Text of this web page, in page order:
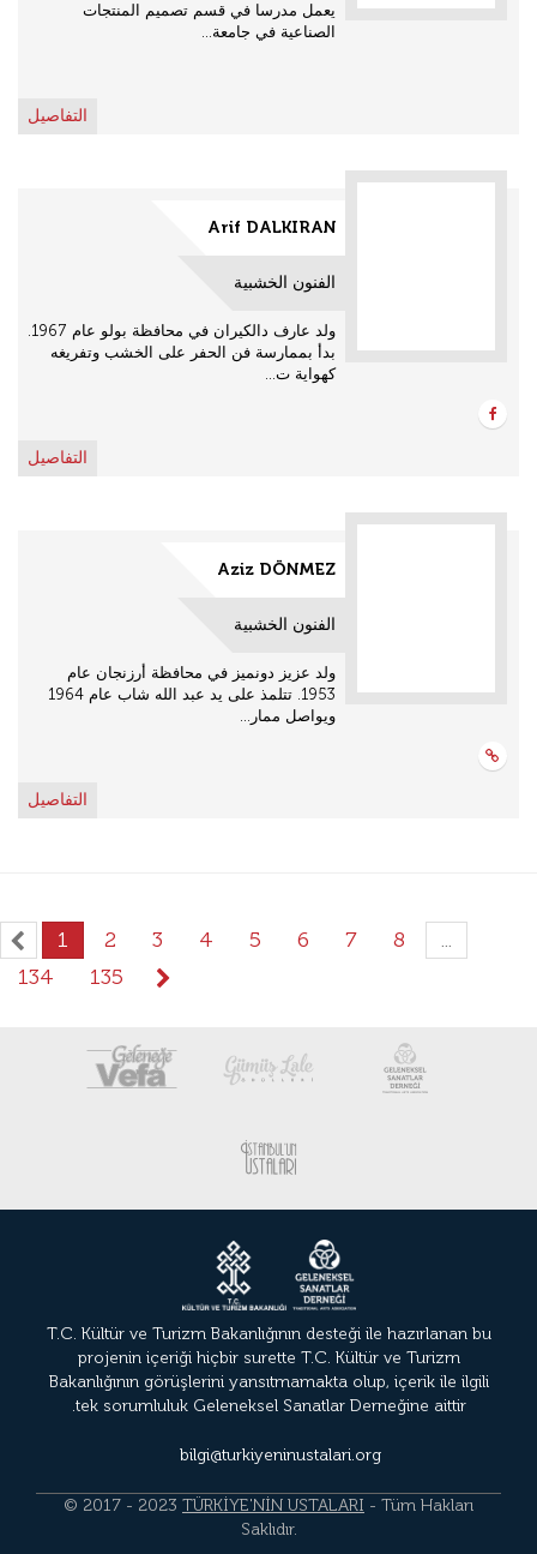
يعمل مدرسا في قسم تصميم المنتجات
الصناعية في جامعة...
التفاصيل
Arif DALKIRAN
الفنون الخشبية
ولد عارف دالكيران في محافظة بولو عام 1967.
بدأ بممارسة فن الحفر على الخشب وتفريغه
كهواية ت...
التفاصيل
Aziz DÖNMEZ
الفنون الخشبية
ولد عزيز دونميز في محافظة أرزنجان عام
1953. تتلمذ على يد عبد الله شاب عام 1964
ويواصل ممار...
التفاصيل
1 2 3 4 5 6 7 8
...
134
135
T.C. Kültür ve Turizm Bakanlığının desteği ile hazırlanan bu
projenin içeriği hiçbir surette T.C. Kültür ve Turizm
Bakanlığının görüşlerini yansıtmamakta olup, içerik ile ilgili
tek sorumluluk Geleneksel Sanatlar Derneğine aittir.
bilgi@turkiyeninustalari.org
© 2017 - 2023 TÜRKİYE'NİN USTALARI - Tüm Hakları
Saklıdır.